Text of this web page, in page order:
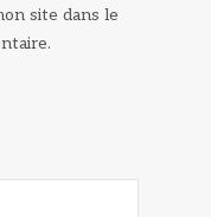
site dans le